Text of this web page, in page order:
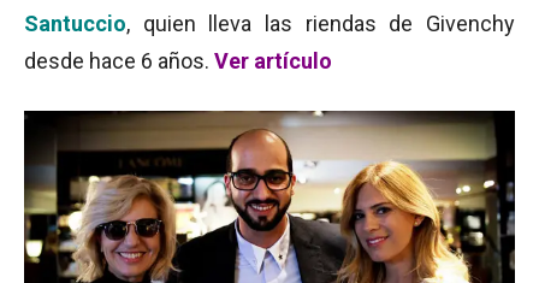
Santuccio, quien lleva las riendas de Givenchy
desde hace 6 años. Ver artículo